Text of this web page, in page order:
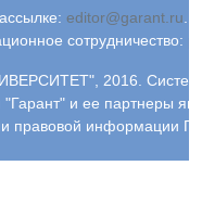
editor@garant.ru
сотрудничество:
2016.
и ее партнеры
правовой информации